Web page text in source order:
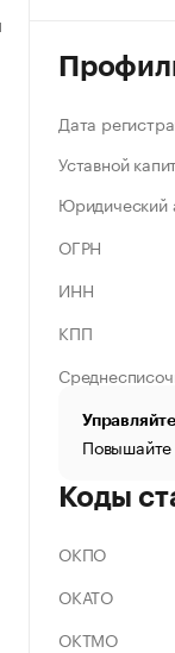
Дата
Уставной
Юридический
ОГРН
ИНН
КПП
Повышайте
Коды
ОКПО
ОКАТО
ОКТМО